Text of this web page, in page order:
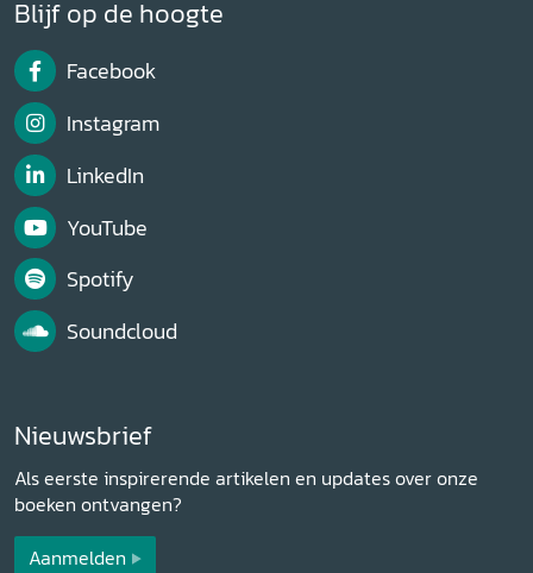
Blijf op de hoogte
Facebook
Instagram
LinkedIn
YouTube
Spotify
Soundcloud
Nieuwsbrief
Als eerste inspirerende artikelen en updates over onze
boeken ontvangen?
Aanmelden